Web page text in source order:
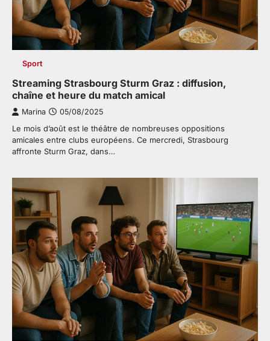
Sport
Streaming Strasbourg Sturm Graz : diffusion,
chaîne et heure du match amical
Marina 05/08/2025
Le mois d’août est le théâtre de nombreuses oppositions
amicales entre clubs européens. Ce mercredi, Strasbourg
affronte Sturm Graz, dans…